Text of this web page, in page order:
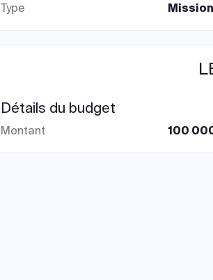
Type
Détails du budget
Montant 100